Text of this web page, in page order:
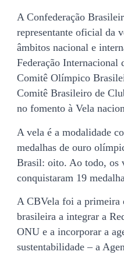
A Confederação
representante oficial da
âmbitos nacional e
Federação
Comitê Olímpico
Comitê Brasileiro de
no fomento à Vela
A vela é a modalidade
medalhas de ouro
Brasil: oito. Ao todo, os
conquistaram 19
A CBVela foi a primeira
brasileira a integrar a
ONU e a incorporar a
sustentabilidade – a